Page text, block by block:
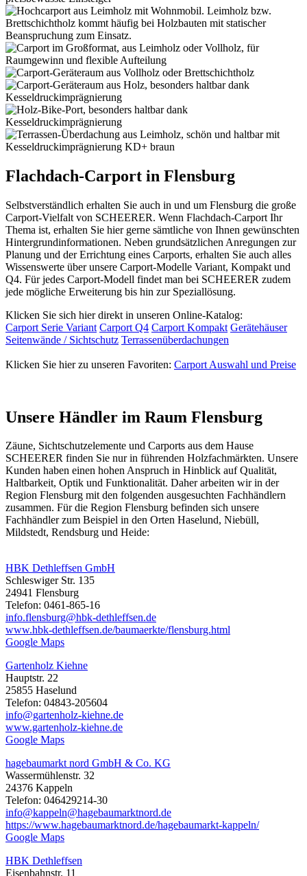
Flachdach-Carport in Flensburg
Selbstverständlich erhalten Sie auch in und um Flensburg die große
Carport-Vielfalt von SCHEERER. Wenn Flachdach-Carport Ihr
Thema ist, erhalten Sie hier gerne sämtliche von Ihnen gewünschten
Hintergrundinformationen. Neben grundsätzlichen Anregungen zur
Planung und der Errichtung eines Carports, erhalten Sie auch alles
Wissenswerte über unsere Carport-Modelle Variant, Kompakt und
Q4. Für jedes Carport-Modell findet man bei SCHEERER zudem
jede mögliche Erweiterung bis hin zur Speziallösung.
Klicken Sie sich hier direkt in unseren Online-Katalog:
Carport Serie Variant Carport Q4 Carport Kompakt Gerätehäuser
Seitenwände / Sichtschutz Terrassenüberdachungen
Klicken Sie hier zu unseren Favoriten: Carport Auswahl und Preise
Unsere Händler im Raum Flensburg
Zäune, Sichtschutzelemente und Carports aus dem Hause
SCHEERER finden Sie nur in führenden Holzfachmärkten. Unsere
Kunden haben einen hohen Anspruch in Hinblick auf Qualität,
Haltbarkeit, Optik und Funktionalität. Daher arbeiten wir in der
Region Flensburg mit den folgenden ausgesuchten Fachhändlern
zusammen. Für die Region Flensburg befinden sich unsere
Fachhändler zum Beispiel in den Orten Haselund, Niebüll,
Mildstedt, Rendsburg und Heide:
HBK Dethleffsen GmbH
Schleswiger Str. 135
24941 Flensburg
Telefon: 0461-865-16
info.flensburg@hbk-dethleffsen.de
www.hbk-dethleffsen.de/baumaerkte/flensburg.html
Google Maps
Gartenholz Kiehne
Hauptstr. 22
25855 Haselund
Telefon: 04843-205604
info@gartenholz-kiehne.de
www.gartenholz-kiehne.de
Google Maps
hagebaumarkt nord GmbH & Co. KG
Wassermühlenstr. 32
24376 Kappeln
Telefon: 046429214-30
info@kappeln@hagebaumarktnord.de
https://www.hagebaumarktnord.de/hagebaumarkt-kappeln/
Google Maps
HBK Dethleffsen
Eisenbahnstr. 11